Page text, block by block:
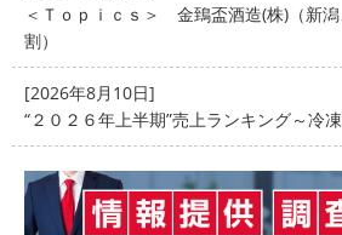
＜Ｔｏｐｉｃｓ＞ 金鵄盃酒造(株)（新
割）
[2026年8月10日]
“２０２６年上半期”売上ランキング～冷